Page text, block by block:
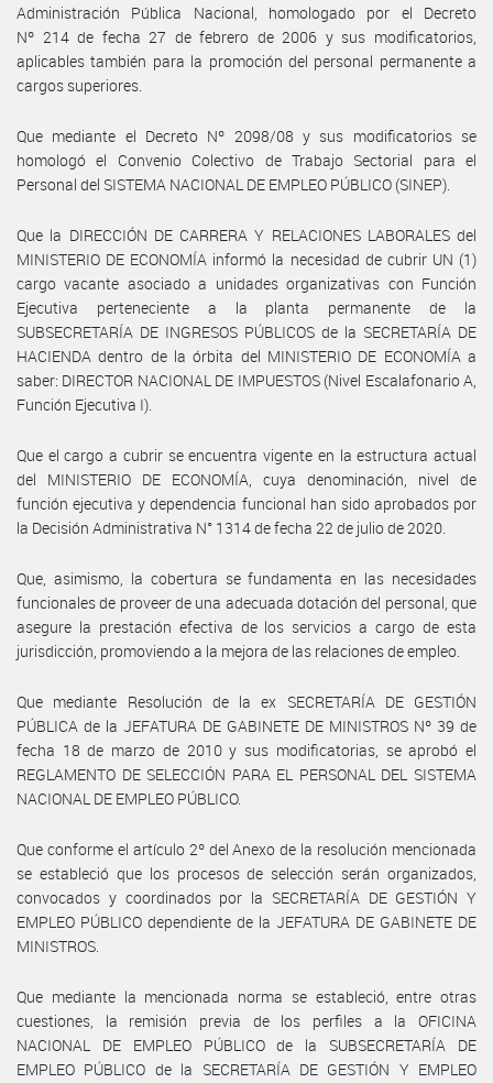
Administración Pública Nacional, homologado por el Decreto
Nº 214 de fecha 27 de febrero de 2006 y sus modificatorios,
aplicables también para la promoción del personal permanente a
cargos superiores.
Que mediante el Decreto Nº 2098/08 y sus modificatorios se
homologó el Convenio Colectivo de Trabajo Sectorial para el
Personal del SISTEMA NACIONAL DE EMPLEO PÚBLICO (SINEP).
Que la DIRECCIÓN DE CARRERA Y RELACIONES LABORALES del
MINISTERIO DE ECONOMÍA informó la necesidad de cubrir UN (1)
cargo vacante asociado a unidades organizativas con Función
Ejecutiva perteneciente a la planta permanente de la
SUBSECRETARÍA DE INGRESOS PÚBLICOS de la SECRETARÍA DE
HACIENDA dentro de la órbita del MINISTERIO DE ECONOMÍA a
saber: DIRECTOR NACIONAL DE IMPUESTOS (Nivel Escalafonario A,
Función Ejecutiva I).
Que el cargo a cubrir se encuentra vigente en la estructura actual
del MINISTERIO DE ECONOMÍA, cuya denominación, nivel de
función ejecutiva y dependencia funcional han sido aprobados por
la Decisión Administrativa N° 1314 de fecha 22 de julio de 2020.
Que, asimismo, la cobertura se fundamenta en las necesidades
funcionales de proveer de una adecuada dotación del personal, que
asegure la prestación efectiva de los servicios a cargo de esta
jurisdicción, promoviendo a la mejora de las relaciones de empleo.
Que mediante Resolución de la ex SECRETARÍA DE GESTIÓN
PÚBLICA de la JEFATURA DE GABINETE DE MINISTROS Nº 39 de
fecha 18 de marzo de 2010 y sus modificatorias, se aprobó el
REGLAMENTO DE SELECCIÓN PARA EL PERSONAL DEL SISTEMA
NACIONAL DE EMPLEO PÚBLICO.
Que conforme el artículo 2º del Anexo de la resolución mencionada
se estableció que los procesos de selección serán organizados,
convocados y coordinados por la SECRETARÍA DE GESTIÓN Y
EMPLEO PÚBLICO dependiente de la JEFATURA DE GABINETE DE
MINISTROS.
Que mediante la mencionada norma se estableció, entre otras
cuestiones, la remisión previa de los perfiles a la OFICINA
NACIONAL DE EMPLEO PÚBLICO de la SUBSECRETARÍA DE
EMPLEO PÚBLICO de la SECRETARÍA DE GESTIÓN Y EMPLEO